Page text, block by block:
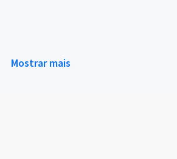
Mostrar mais